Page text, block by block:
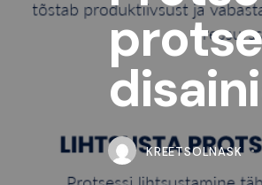
KREETSOLNASK